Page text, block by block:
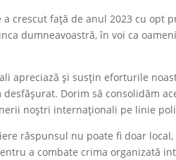
crescut față de anul 2023 cu opt
dumneavoastră, în voi ca
apreciază și susțin eforturile
Dorim să consolidăm
noștri internaționali pe linie
răspunsul nu poate fi doar
a combate crima organizată